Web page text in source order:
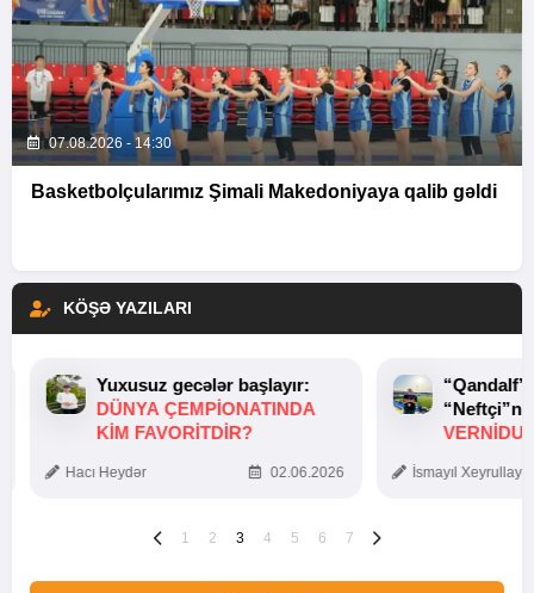
07.08.2026 - 14:30
Basketbolçularımız Şimali Makedoniyaya qalib gəldi
KÖŞƏ YAZILARI
Yuxusuz gecələr başlayır:
DÜNYA ÇEMPIONATINDA
KIM FAVORITDIR?
Hacı Heydər 02.06.2026 İsmayıl
1 2 3 4 5 6 7